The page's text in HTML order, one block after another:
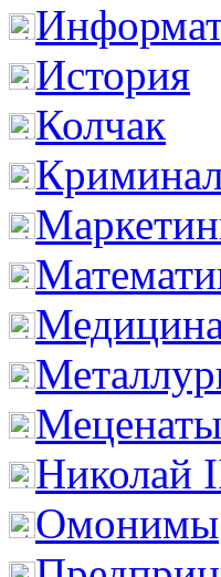
История
Колчак
Меценаты
Николай
Омонимы